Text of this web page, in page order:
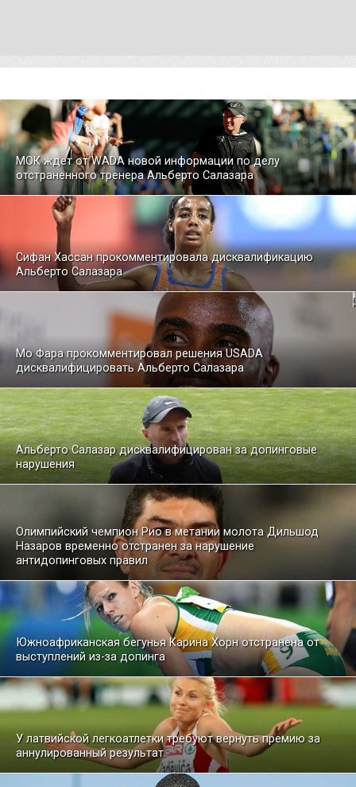
МОК ждет от WADA новой информации по делу
отстраненного тренера Альберто Салазара
Сифан Хассан прокомментировала дисквалификацию
Альберто Салазара
Мо Фара прокомментировал решения USADA
дисквалифицировать Альберто Салазара
Альберто Салазар дисквалифицирован за допинговые
нарушения
Олимпийский чемпион Рио в метании молота Дильшод
Назаров временно отстранен за нарушение
антидопинговых правил
Южноафриканская бегунья Карина Хорн отстранена от
выступлений из-за допинга
У латвийской легкоатлетки требуют вернуть премию за
аннулированный результат